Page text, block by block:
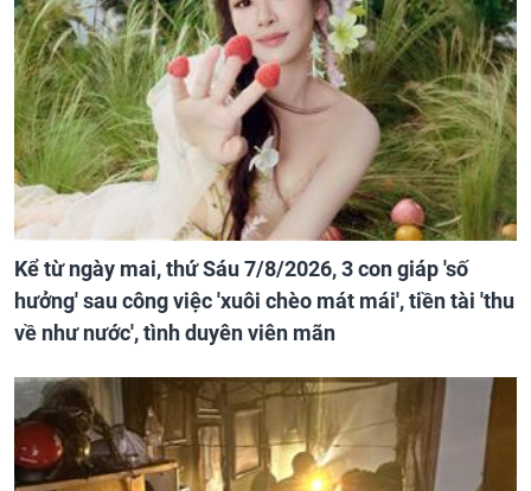
Kể từ ngày mai, thứ Sáu 7/8/2026, 3 con giáp 'số
hưởng' sau công việc 'xuôi chèo mát mái', tiền tài 'thu
về như nước', tình duyên viên mãn